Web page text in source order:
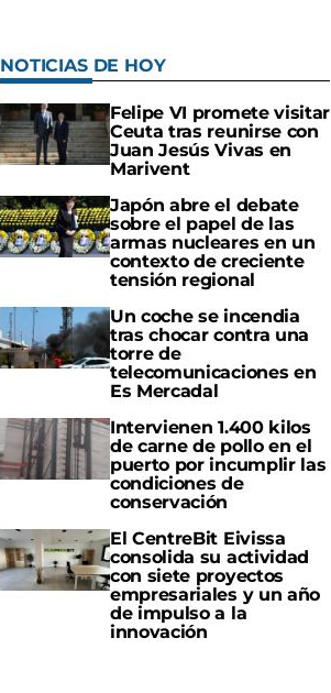
NOTICIAS DE HOY
Felipe VI promete visitar
Ceuta tras reunirse con
Juan Jesús Vivas en
Marivent
Japón abre el debate
sobre el papel de las
armas nucleares en un
contexto de creciente
tensión regional
Un coche se incendia
tras chocar contra una
torre de
telecomunicaciones en
Es Mercadal
Intervienen 1.400 kilos
de carne de pollo en el
puerto por incumplir las
condiciones de
conservación
El CentreBit Eivissa
consolida su actividad
con siete proyectos
empresariales y un año
de impulso a la
innovación